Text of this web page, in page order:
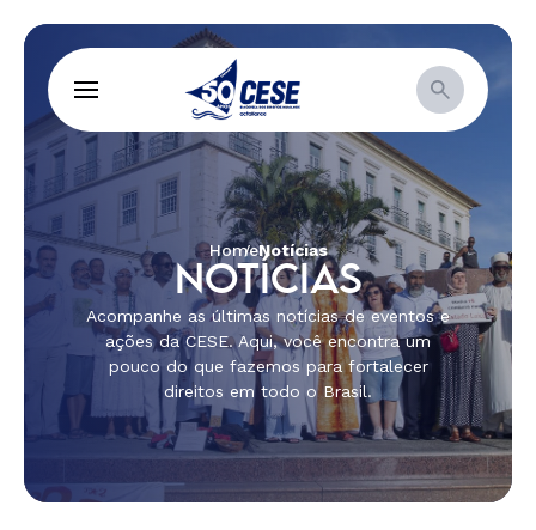
HomeNotícias
NOTÍCIAS
Acompanhe as últimas notícias de eventos e
ações da CESE. Aqui, você encontra um
pouco do que fazemos para fortalecer
direitos em todo o Brasil.